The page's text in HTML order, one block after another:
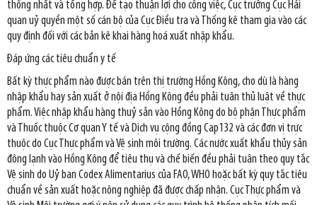
thống nhất và tổng hợp. Để tạo thuận lợi cho công việc, Cục trưởng Cục Hải
quan uỷ quyền một số cán bộ của Cục Điều tra và Thống kê tham gia vào các
quy định đối với các bản kê khai hàng hoá xuất nhập khẩu.
Đáp ứng các tiêu chuẩn y tế
Bất kỳ thực phẩm nào được bán trên thị trường Hồng Kông, cho dù là hàng
nhập khẩu hay sản xuất ở nội địa Hồng Kông đều phải tuân thủ luật về thực
phẩm. Việc nhập khẩu hàng thuỷ sản vào Hồng Kông do bộ phận Thực phẩm
và Thuốc thuộc Cơ quan Y tế và Dịch vụ cộng đồng Cap132 và các đơn vị trực
thuộc do Cục Thực phẩm và Vệ sinh môi trường. Các nước xuất khẩu thủy sản
đông lạnh vào Hồng Kông để tiêu thụ và chế biến đều phải tuân theo quy tắc
Vệ sinh do Uỷ ban Codex Alimentarius của FAO, WHO hoặc bất kỳ quy tắc tiêu
chuẩn về sản xuất hoặc nông nghiệp đã được chấp nhận. Cục Thực phẩm và